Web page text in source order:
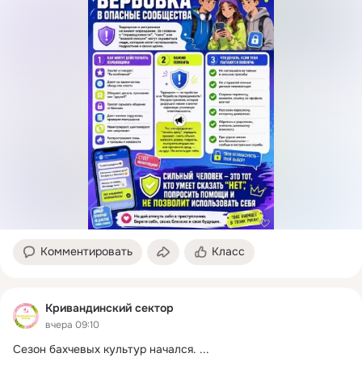
Комментировать Класс
Кривандинский сектор
вчера 09:10
Сезон бахчевых культур начался. ...